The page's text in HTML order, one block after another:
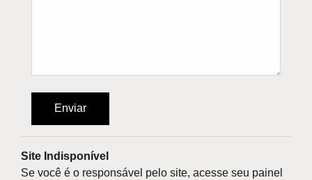
Enviar
Site Indisponível
Se você é o responsável pelo site, acesse seu painel